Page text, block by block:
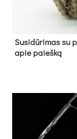
Su­si­dū­ri­mas su
apie paieš­ką